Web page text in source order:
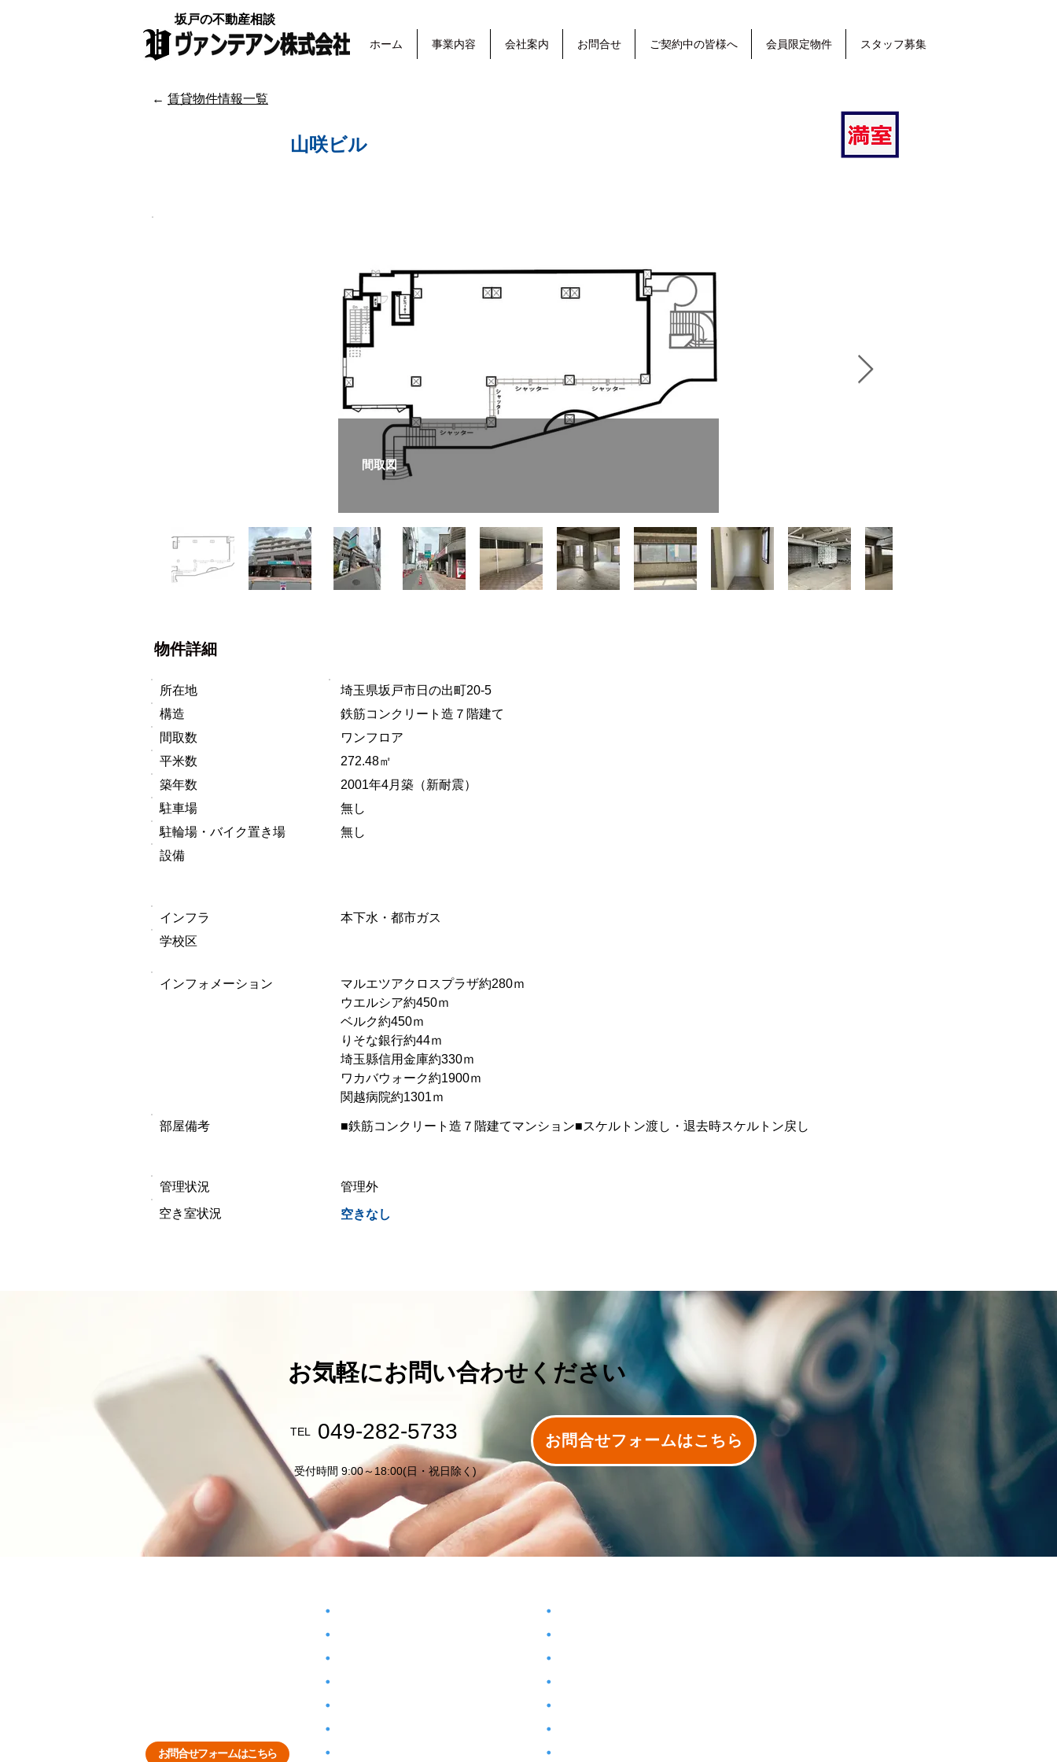
坂戸の不動産相談
ホーム 事業内容 会社案内 お問合せ ご契約中の皆様へ 会員限定物件 スタッフ募集
​← 賃貸物件情報一覧
山咲ビル
間取図
物件詳細
所在地
埼玉県坂戸市日の出町20-5
構造
鉄筋コンクリート造７階建て
間取数
ワンフロア
平米数
272.48㎡
築年数
2001年4月築（新耐震）
駐車場
無し
駐輪場・バイク置き場
無し
設備
インフラ
本下水・都市ガス
学校区
インフォメーション
マルエツアクロスプラザ約280ｍ
ウエルシア約450ｍ
ベルク約450ｍ
りそな銀行約44ｍ
埼玉縣信用金庫約330ｍ
ワカバウォーク約1900ｍ
関越病院約1301ｍ
部屋備考 ■鉄筋コンクリート造７階建てマンション■スケルトン渡し・退去時スケルトン戻し
管理状況
管理外
​空き室状況
空きなし
お気軽にお問い合わせください
TEL 049-282-5733
受付時間 9:00～18:00(日・祝日除く)
お問合せフォームはこちら
お問合せフォームはこちら
・
・
・
・
・
・
・
・
・
・
・
・
・
・